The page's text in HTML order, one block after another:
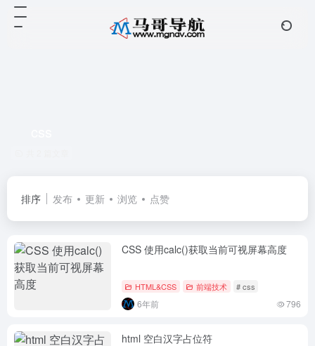
排序 发布 更新 浏览 点赞
CSS 使用calc()获取当前可视屏幕高度
HTML&CSS 前端技术 # css
6年前 796
html 空白汉字占位符